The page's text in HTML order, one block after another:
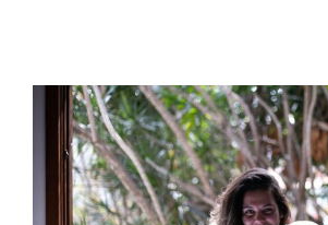
E SE AGORA FOSSE A